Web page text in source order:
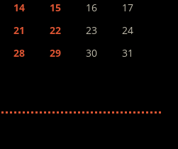
14 15 16
17
21 22 23
24
28 29 30
31